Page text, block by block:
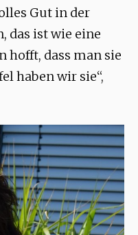
Gut in der
das ist wie eine
hofft, dass man sie
haben wir sie“,